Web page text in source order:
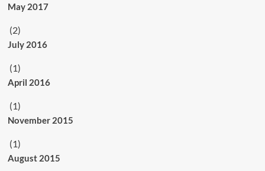
May 2017
(2)
July 2016
(1)
April 2016
(1)
November 2015
(1)
August 2015